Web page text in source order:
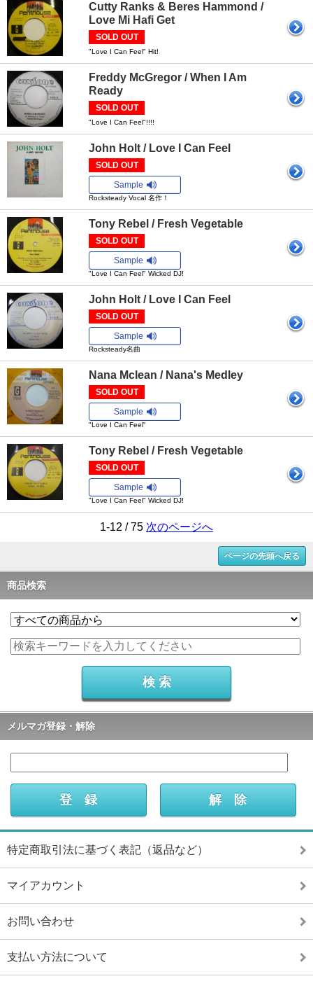
Cutty Ranks & Beres Hammond /
Love Mi Hafi Get
SOLD OUT
"Love I Can Feel" Hit!
Freddy McGregor / When I Am
Ready
SOLD OUT
"Love I Can Feel"!!!!
John Holt / Love I Can Feel
SOLD OUT
Sample
Rocksteady Vocal 名作！
Tony Rebel / Fresh Vegetable
SOLD OUT
Sample
"Love I Can Feel" Wicked DJ!
John Holt / Love I Can Feel
SOLD OUT
Sample
Rocksteady名曲
Nana Mclean / Nana's Medley
SOLD OUT
Sample
"Love I Can Feel"
Tony Rebel / Fresh Vegetable
SOLD OUT
Sample
"Love I Can Feel" Wicked DJ!
1-12 / 75 次のページへ
ページの先頭へ戻る
商品検索
メルマガ登録・解除
特定商取引法に基づく表記（返品など）
マイアカウント
お問い合わせ
支払い方法について